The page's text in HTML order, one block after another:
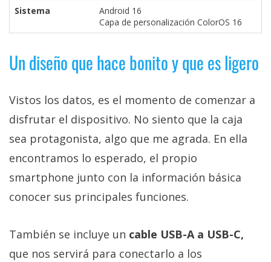
Sistema
Android 16
Capa de personalización ColorOS 16
Un diseño que hace bonito y que es ligero
Vistos los datos, es el momento de comenzar a
disfrutar el dispositivo. No siento que la caja
sea protagonista, algo que me agrada. En ella
encontramos lo esperado, el propio
smartphone junto con la información básica
conocer sus principales funciones.
También se incluye un cable USB-A a USB-C,
que nos servirá para conectarlo a los